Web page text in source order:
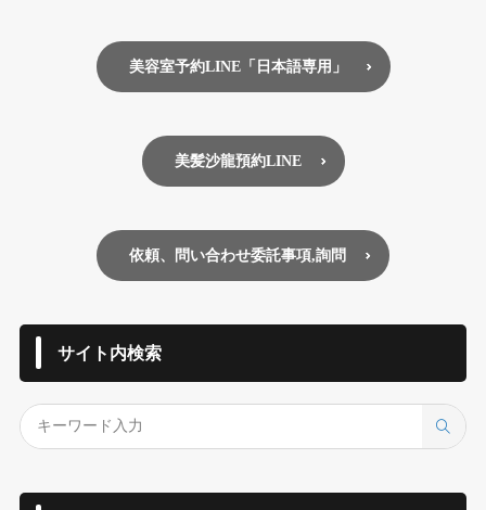
美容室予約LINE「日本語専用」
美髪沙龍預約LINE
依頼、問い合わせ委託事項,詢問
サイト内検索